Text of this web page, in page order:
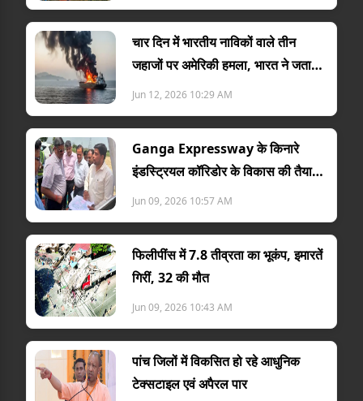
चार दिन में भारतीय नाविकों वाले तीन
जहाजों पर अमेरिकी हमला, भारत ने जताया
विरोध
Jun 12, 2026 10:29 AM
Ganga Expressway के किनारे
इंडस्ट्रियल कॉरिडोर के विकास की तैयारी
तेज
Jun 09, 2026 10:57 AM
फिलीपींस में 7.8 तीव्रता का भूकंप, इमारतें
गिरीं, 32 की मौत
Jun 09, 2026 10:43 AM
पांच जिलों में विकसित हो रहे आधुनिक
टेक्सटाइल एवं अपैरल पार